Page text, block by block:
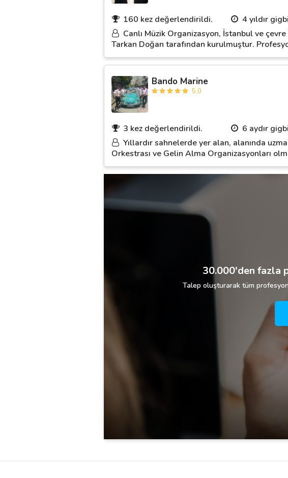
160 kez değerlendirildi.
4 yıldır
Canlı Müzik Organizasyon, İstanbul ve
Tarkan Doğan tarafından kurulmuştur.
Bando Marine
5.0
3 kez değerlendirildi.
6 aydır
Yıllardır sahnelerde yer alan, alanında
Orkestrası ve Gelin Alma Organizasyonları
30.000'den fazla
Talep oluşturarak tüm